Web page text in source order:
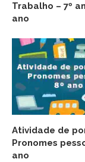
Trabalho – 7º
ano
Atividade de
Pronomes
ano